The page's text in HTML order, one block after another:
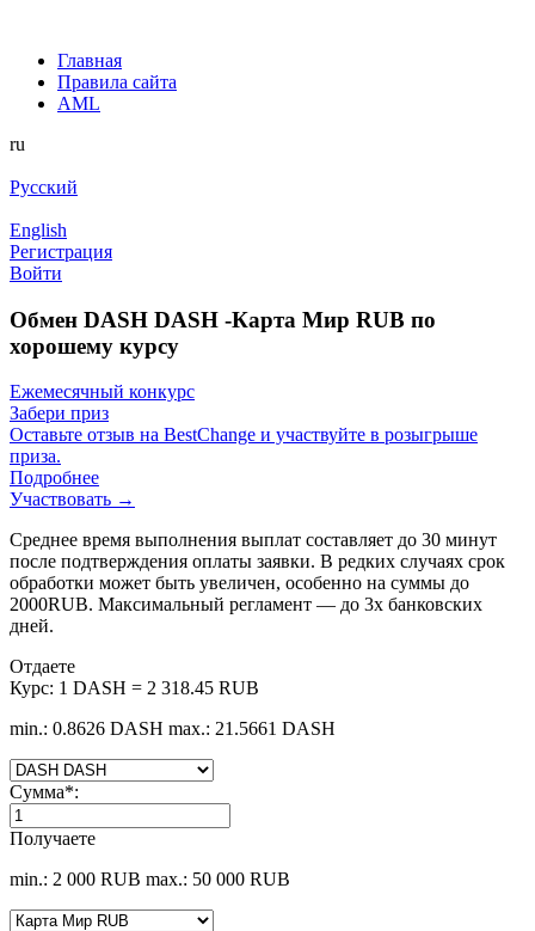
Главная
Правила сайта
AML
ru
Русский
English
Регистрация
Войти
Обмен DASH DASH -Карта Мир RUB по
хорошему курсу
Ежемесячный конкурс
Забери приз
Оставьте отзыв на BestChange и участвуйте в розыгрыше
приза.
Подробнее
Участвовать →
Среднее время выполнения выплат составляет до 30 минут
после подтверждения оплаты заявки. В редких случаях срок
обработки может быть увеличен, особенно на суммы до
2000RUB. Максимальный регламент — до 3х банковских
дней.
Отдаете
Курс: 1 DASH = 2 318.45 RUB
min.: 0.8626 DASH max.: 21.5661 DASH
Сумма*:
Получаете
min.: 2 000 RUB max.: 50 000 RUB